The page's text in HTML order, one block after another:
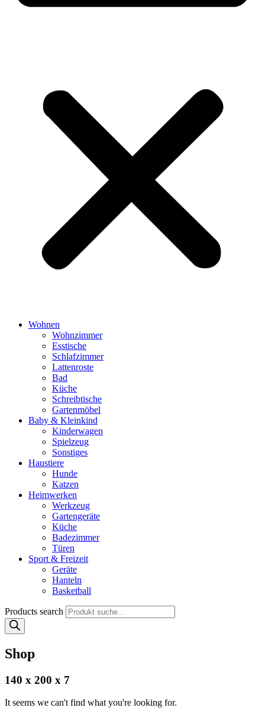
Wohnen
Wohnzimmer
Esstische
Schlafzimmer
Lattenroste
Bad
Küche
Schreibtische
Gartenmöbel
Baby & Kleinkind
Kinderwagen
Spielzeug
Sonstiges
Haustiere
Hunde
Katzen
Heimwerken
Werkzeug
Gartengeräte
Küche
Badezimmer
Türen
Sport & Freizeit
Geräte
Hanteln
Basketball
Products search
Shop
140 x 200 x 7
It seems we can't find what you're looking for.